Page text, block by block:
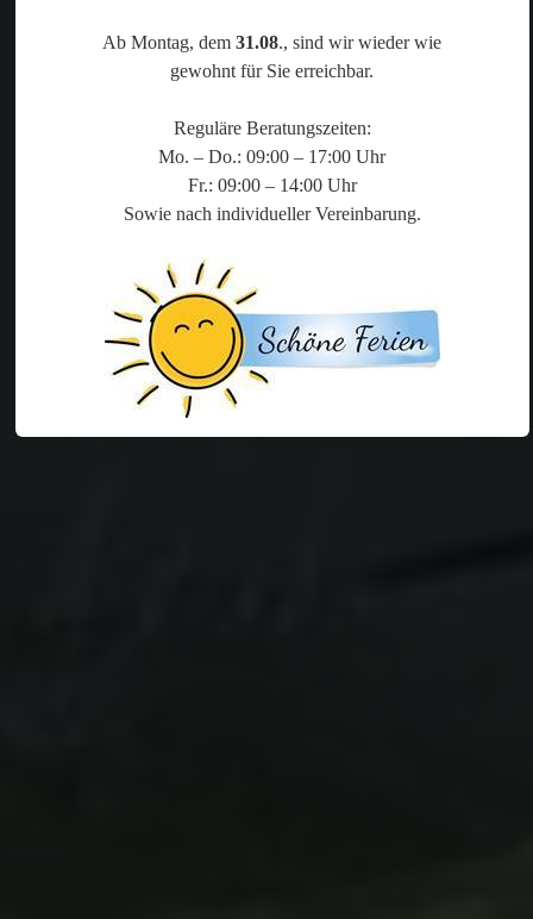
Ab Montag, dem 31.08., sind wir wieder wie
gewohnt für Sie erreichbar.
Reguläre Beratungszeiten:
Mo. – Do.: 09:00 – 17:00 Uhr
Fr.: 09:00 – 14:00 Uhr
Sowie nach individueller Vereinbarung.